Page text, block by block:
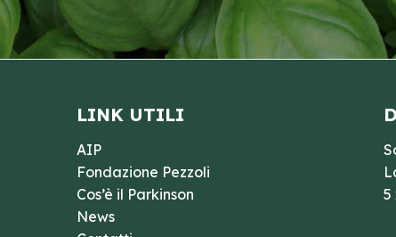
LINK UTILI
AIP
Fondazione Pezzoli
Cos’è il Parkinson
News
5